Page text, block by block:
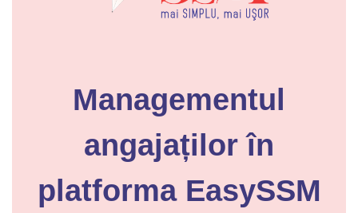
Managementul
angajaților în
platforma EasySSM